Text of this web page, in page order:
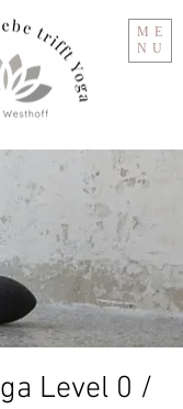
ME
NU
Level 0 /